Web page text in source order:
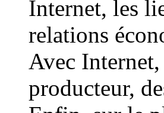
Internet, les
relations
Avec
producteur,